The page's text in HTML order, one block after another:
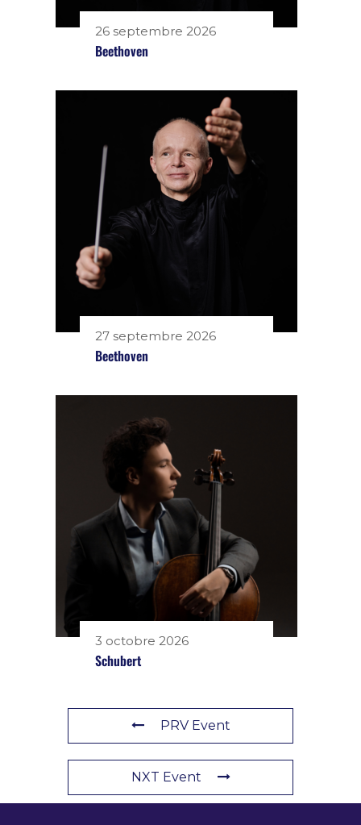
26 septembre 2026
Beethoven
27 septembre 2026
Beethoven
3 octobre 2026
Schubert
PRV Event
NXT Event